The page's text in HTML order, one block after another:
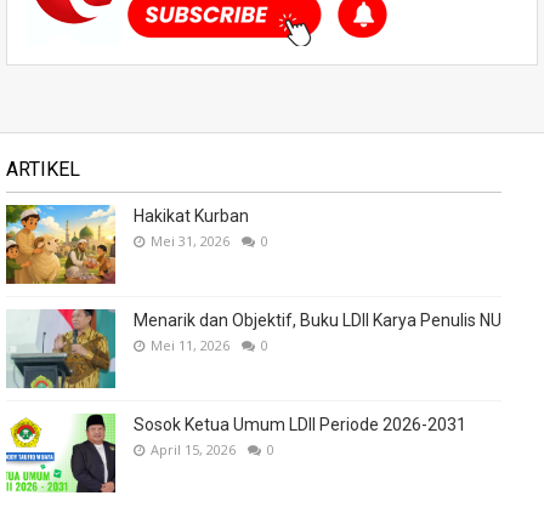
ARTIKEL
Hakikat Kurban
Mei 31, 2026 0
Menarik dan Objektif, Buku LDII Karya Penulis NU
Mei 11, 2026 0
Sosok Ketua Umum LDII Periode 2026-2031
April 15, 2026 0